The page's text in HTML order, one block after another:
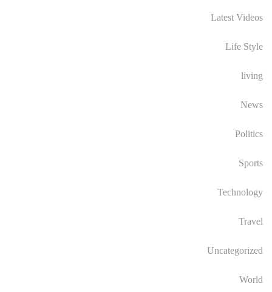
Latest Videos
Life Style
living
News
Politics
Sports
Technology
Travel
Uncategorized
World